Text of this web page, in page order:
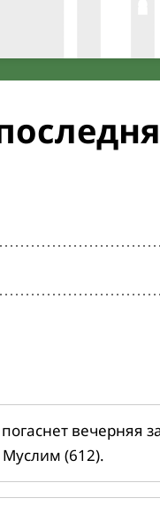
вечерняя
(612).